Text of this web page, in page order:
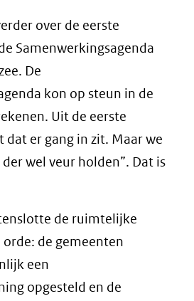
over de eerste
Samenwerkingsagenda
De
kon op steun in de
Uit de eerste
er gang in zit. Maar we
wel veur holden”. Dat is
de ruimtelijke
de gemeenten
een
opgesteld en de